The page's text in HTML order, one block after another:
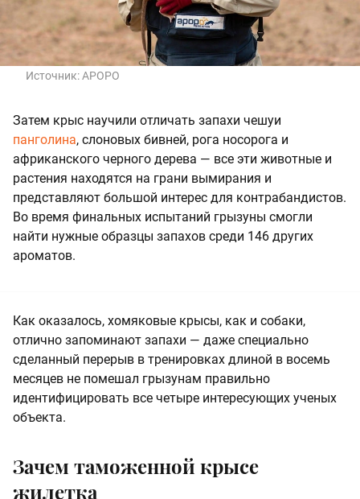
Источник:APOPO
Затем крыс научили отличать запахи чешуи
панголина, слоновых бивней, рога носорога и
африканского черного дерева — все эти животные и
растения находятся на грани вымирания и
представляют большой интерес для контрабандистов.
Во время финальных испытаний грызуны смогли
найти нужные образцы запахов среди 146 других
ароматов.
Как оказалось, хомяковые крысы, как и собаки,
отлично запоминают запахи — даже специально
сделанный перерыв в тренировках длиной в восемь
месяцев не помешал грызунам правильно
идентифицировать все четыре интересующих ученых
объекта.
Зачем таможенной крысе
жилетка